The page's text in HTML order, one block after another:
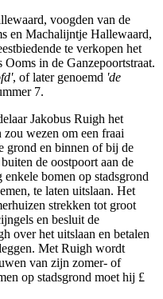
voogden van de
en Machalijntje Hallewaard,
te verkopen het
in de Ganzepoortstraat.
, of later genoemd 'de
7.
Jakobus Ruigh het
zou wezen om een fraai
grond en binnen of bij de
de oostpoort aan de
bomen op stadsgrond
te laten uitslaan. Het
strekken tot groot
en besluit de
over het uitslaan en betalen
Met Ruigh wordt
van zijn zomer- of
op stadsgrond moet hij £